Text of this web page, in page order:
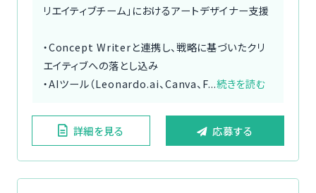
リエイティブチーム」におけるアートデザイナー支援
・Concept Writerと連携し、戦略に基づいたクリ
エイティブへの落とし込み
・AIツール（Leonardo.ai、Canva、F...続きを読む
詳細を見る 応募する